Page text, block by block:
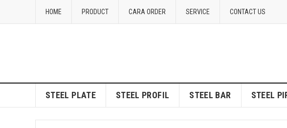
HOME PRODUCT CARA ORDER SERVICE CONTACT US
STEEL PLATE STEEL PROFIL STEEL BAR STEEL